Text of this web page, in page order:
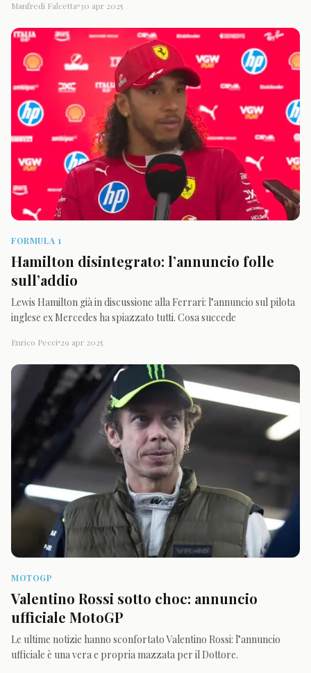
Manfredi Falcetta 30 apr 2025
FORMULA 1
Hamilton disintegrato: l’annuncio folle
sull’addio
Lewis Hamilton già in discussione alla Ferrari: l’annuncio sul pilota
inglese ex Mercedes ha spiazzato tutti. Cosa succede
Enrico Pecci 29 apr 2025
MOTOGP
Valentino Rossi sotto choc: annuncio
ufficiale MotoGP
Le ultime notizie hanno sconfortato Valentino Rossi: l’annuncio
ufficiale è una vera e propria mazzata per il Dottore.